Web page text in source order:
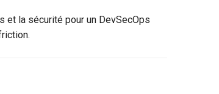
et la sécurité pour un DevSecOps